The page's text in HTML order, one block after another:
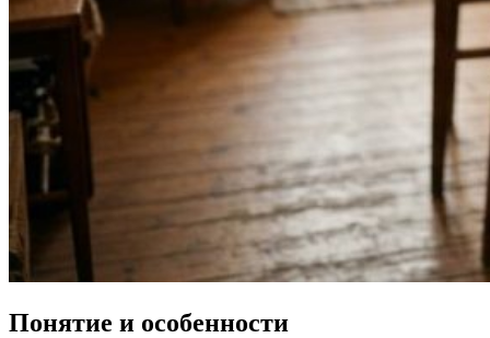
Понятие и особенности